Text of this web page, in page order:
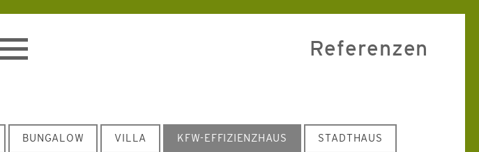
Toggle
navigation
Referenzen
BUNGALOW VILLA KFW-EFFIZIENZHAUS STADTHAUS